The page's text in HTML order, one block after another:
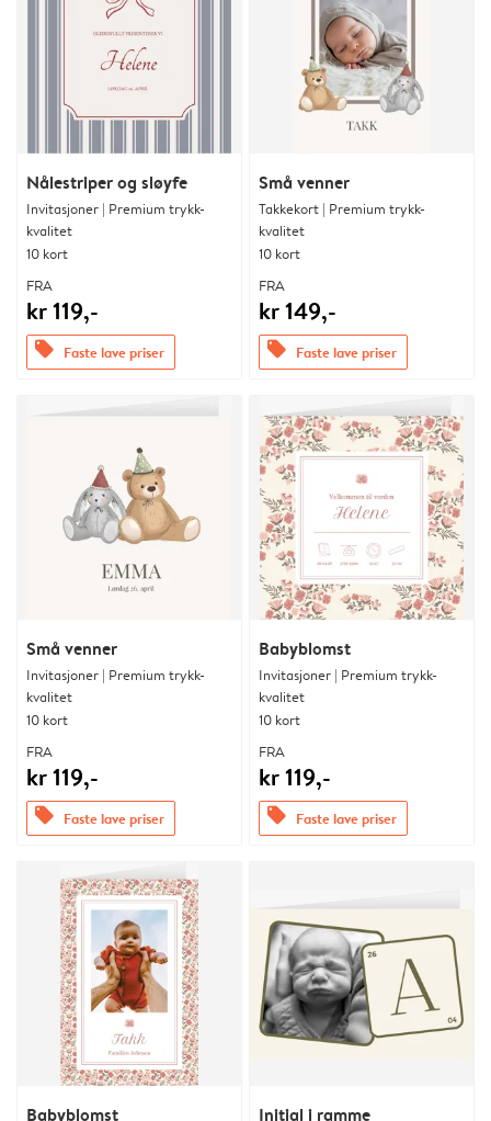
Nålestriper og sløyfe
Invitasjoner | Premium trykk-
kvalitet
10 kort
FRA
kr 119,-
offers Faste lave priser
Små venner
Takkekort | Premium trykk-
kvalitet
10 kort
FRA
kr 149,-
offers Faste lave priser
Små venner
Invitasjoner | Premium trykk-
kvalitet
10 kort
FRA
kr 119,-
offers Faste lave priser
Babyblomst
Invitasjoner | Premium trykk-
kvalitet
10 kort
FRA
kr 119,-
offers Faste lave priser
Babyblomst Initial i ramme